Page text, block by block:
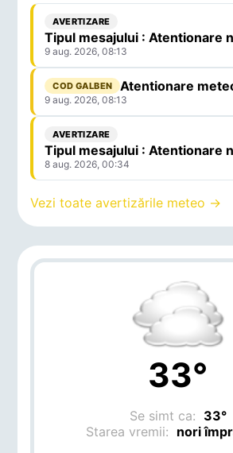
AVERTIZARE
Tipul mesajului : Atentionare
9 aug. 2026, 08:13
COD GALBEN Atentionare
9 aug. 2026, 08:13
AVERTIZARE
Tipul mesajului : Atentionare
8 aug. 2026, 00:34
Vezi toate avertizările meteo →
33°
Se simt ca: 33°
Starea vremii: nori